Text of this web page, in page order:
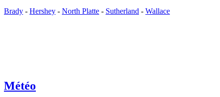
Brady - Hershey - North Platte - Sutherland - Wallace
Météo